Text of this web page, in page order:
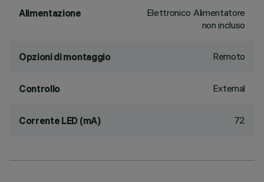
Alimentazione
Elettronico Alimentatore
non incluso
Opzioni di montaggio Remoto
Controllo External
Corrente LED (mA) 72